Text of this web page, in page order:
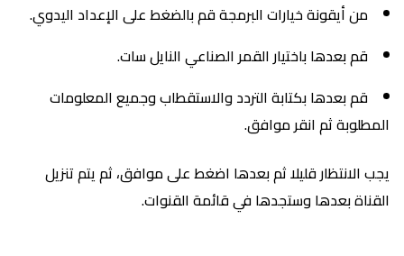
من أيقونة خيارات البرمجة قم بالضغط على الإعداد اليدوي.
قم بعدها باختيار القمر الصناعي النايل سات.
قم بعدها بكتابة التردد والاستقطاب وجميع المعلومات
المطلوبة ثم انقر موافق.
يجب الانتظار قليلا ثم بعدها اضغط على موافق، ثم يتم تنزيل
القناة بعدها وستجدها في قائمة القنوات.